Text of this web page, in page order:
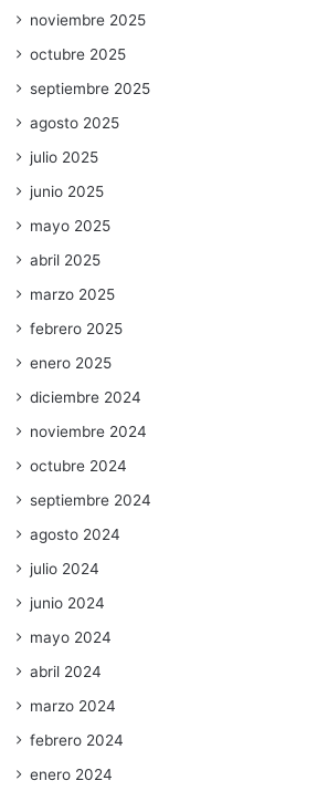
noviembre 2025
octubre 2025
septiembre 2025
agosto 2025
julio 2025
junio 2025
mayo 2025
abril 2025
marzo 2025
febrero 2025
enero 2025
diciembre 2024
noviembre 2024
octubre 2024
septiembre 2024
agosto 2024
julio 2024
junio 2024
mayo 2024
abril 2024
marzo 2024
febrero 2024
enero 2024